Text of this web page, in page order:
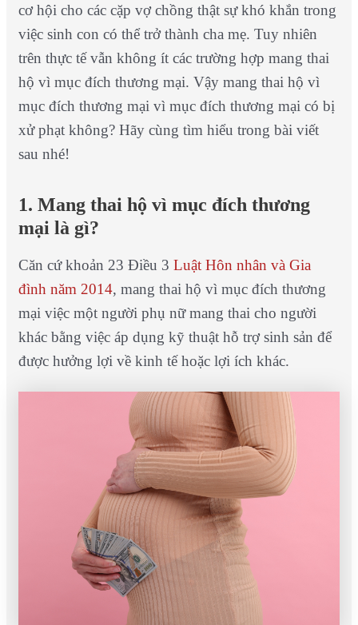
cơ hội cho các cặp vợ chồng thật sự khó khắn trong
việc sinh con có thể trở thành cha mẹ. Tuy nhiên
trên thực tế vẫn không ít các trường hợp mang thai
hộ vì mục đích thương mại. Vậy mang thai hộ vì
mục đích thương mại vì mục đích thương mại có bị
xử phạt không? Hãy cùng tìm hiểu trong bài viết
sau nhé!
1. Mang thai hộ vì mục đích thương
mại là gì?
Căn cứ khoản 23 Điều 3 Luật Hôn nhân và Gia
đình năm 2014, mang thai hộ vì mục đích thương
mại việc một người phụ nữ mang thai cho người
khác bằng việc áp dụng kỹ thuật hỗ trợ sinh sản để
được hưởng lợi về kinh tế hoặc lợi ích khác.